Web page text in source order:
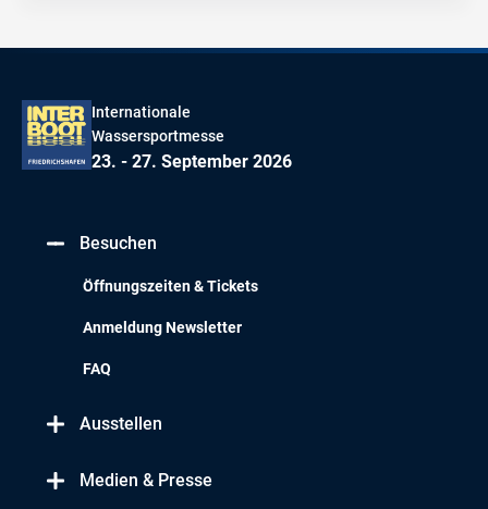
Internationale
Wassersportmesse
23. - 27. September 2026
Besuchen
Öffnungszeiten & Tickets
Anmeldung Newsletter
FAQ
Ausstellen
Medien & Presse